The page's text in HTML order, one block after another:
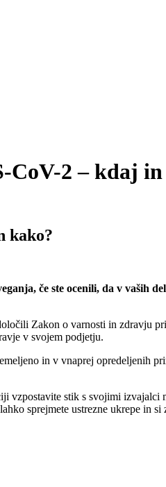
CoV-2 – kdaj
kako?
če ste ocenili, da v vaših
Zakon o varnosti in zdravju
v svojem podjetju.
in v vnaprej opredeljenih
stik s svojimi
sprejmete ustrezne ukrepe in